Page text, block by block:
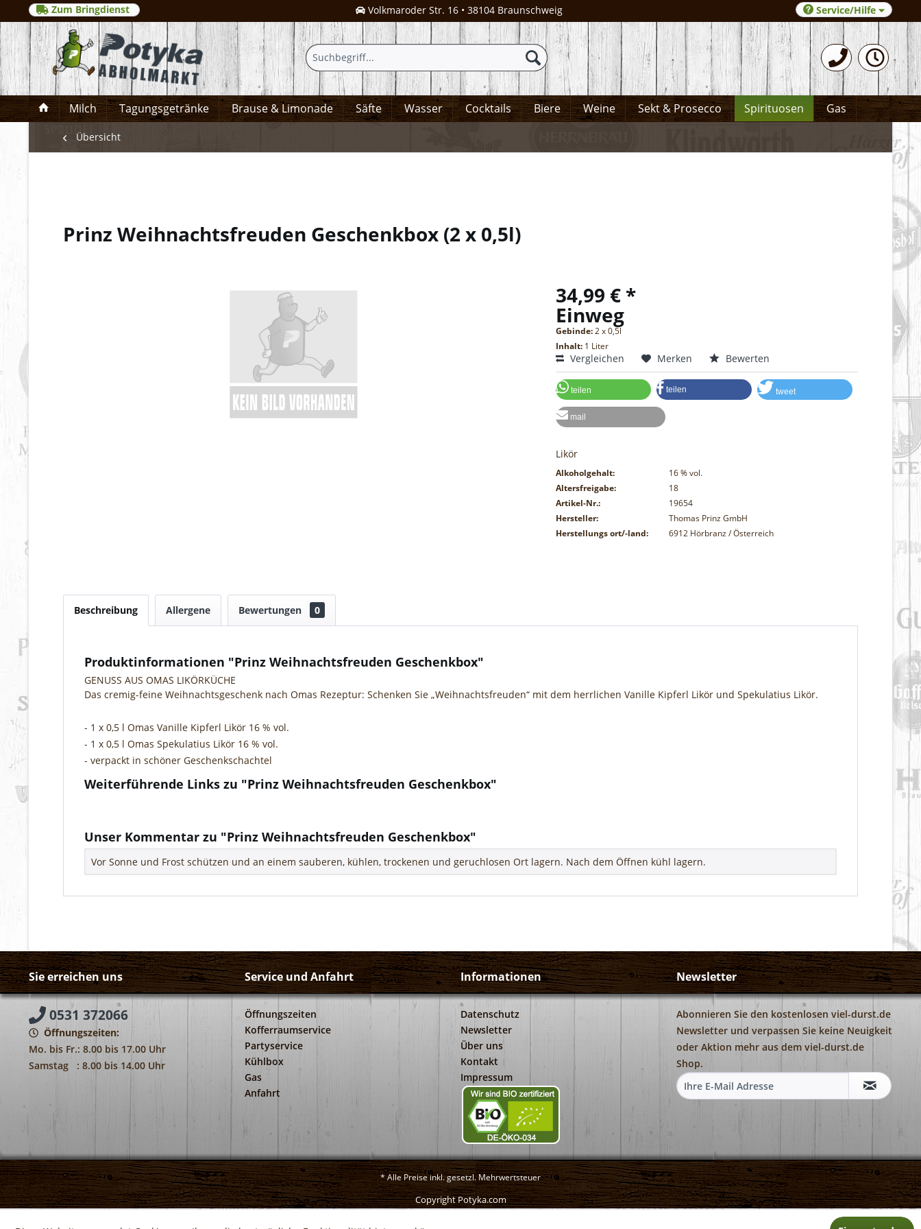
Zum Bringdienst Volkmaroder Str. 16 • 38104 Braunschweig 0531-372066
Service/Hilfe
Milch Tagungsgetränke Brause & Limonade Säfte Wasser Cocktails Biere Weine Sekt & Prosecco Spirituosen Gas
Übersicht
Prinz Weihnachtsfreuden Geschenkbox (2 x 0,5l)
34,99 € *
Einweg
Gebinde:2 x 0,5l
Inhalt: 1 Liter
Vergleichen Merken Bewerten
teilen teilen tweet
mail
Likör
Alkoholgehalt: 16% vol.
Altersfreigabe:
18
Artikel-Nr.:
19654
Hersteller:
Thomas Prinz GmbH
Herstellungs ort/-land:
6912 Hörbranz / Österreich
Beschreibung Allergene Bewertungen 0
Produktinformationen "Prinz Weihnachtsfreuden Geschenkbox"
GENUSS AUS OMAS LIKÖRKÜCHE
Das cremig-feine Weihnachtsgeschenk nach Omas Rezeptur: Schenken Sie „Weihnachtsfreuden“ mit dem herrlichen Vanille Kipferl Likör und Spekulatius Likör.
- 1 x 0,5 l Omas Vanille Kipferl Likör 16 % vol.
- 1 x 0,5 l Omas Spekulatius Likör 16 % vol.
- verpackt in schöner Geschenkschachtel
Weiterführende Links zu "Prinz Weihnachtsfreuden Geschenkbox"
Unser Kommentar zu "Prinz Weihnachtsfreuden Geschenkbox"
Vor Sonne und Frost schützen und an einem sauberen, kühlen, trockenen und geruchlosen Ort lagern. Nach dem Öffnen kühl lagern.
Sie erreichen uns
0531 372066
Öffnungszeiten:
Mo. bis Fr.: 8.00 bis 17.00 Uhr
Samstag : 8.00 bis 14.00 Uhr
Service und Anfahrt
Öffnungszeiten
Kofferraumservice
Partyservice
Kühlbox
Gas
Anfahrt
Informationen
Datenschutz
Newsletter
Über uns
Kontakt
Impressum
Newsletter
Abonnieren Sie den kostenlosen viel-durst.de
Newsletter und verpassen Sie keine Neuigkeit
oder Aktion mehr aus dem viel-durst.de
Shop.
* Alle Preise inkl. gesetzl. Mehrwertsteuer
Copyright Potyka.com